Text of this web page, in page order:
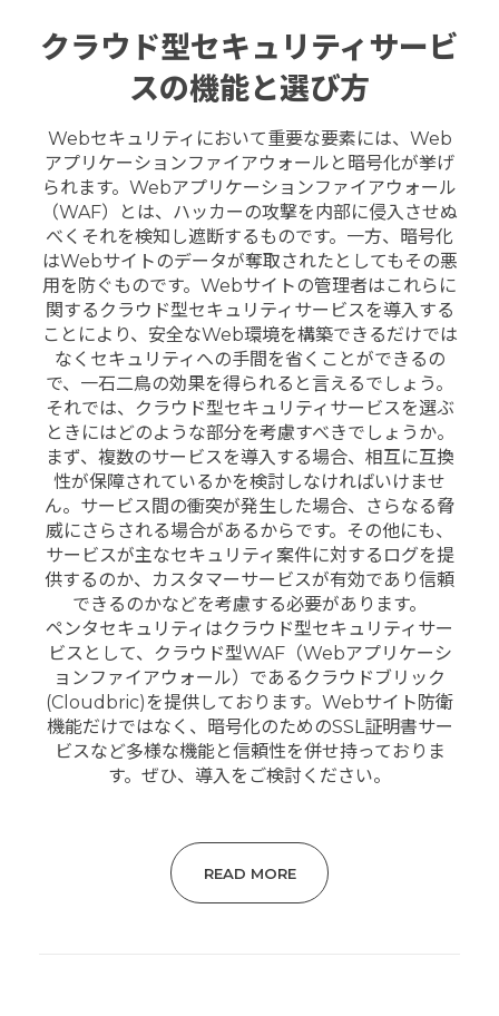
クラウド型セキュリティサービ
スの機能と選び方
Webセキュリティにおいて重要な要素には、Web
アプリケーションファイアウォールと暗号化が挙げ
られます。Webアプリケーションファイアウォール
（WAF）とは、ハッカーの攻撃を内部に侵入させぬ
べくそれを検知し遮断するものです。一方、暗号化
はWebサイトのデータが奪取されたとしてもその悪
用を防ぐものです。Webサイトの管理者はこれらに
関するクラウド型セキュリティサービスを導入する
ことにより、安全なWeb環境を構築できるだけでは
なくセキュリティへの手間を省くことができるの
で、一石二鳥の効果を得られると言えるでしょう。
それでは、クラウド型セキュリティサービスを選ぶ
ときにはどのような部分を考慮すべきでしょうか。
まず、複数のサービスを導入する場合、相互に互換
性が保障されているかを検討しなければいけませ
ん。サービス間の衝突が発生した場合、さらなる脅
威にさらされる場合があるからです。その他にも、
サービスが主なセキュリティ案件に対するログを提
供するのか、カスタマーサービスが有効であり信頼
できるのかなどを考慮する必要があります。
ペンタセキュリティはクラウド型セキュリティサー
ビスとして、クラウド型WAF（Webアプリケーシ
ョンファイアウォール）であるクラウドブリック
(Cloudbric)を提供しております。Webサイト防衛
機能だけではなく、暗号化のためのSSL証明書サー
ビスなど多様な機能と信頼性を併せ持っておりま
す。ぜひ、導入をご検討ください。
READ MORE